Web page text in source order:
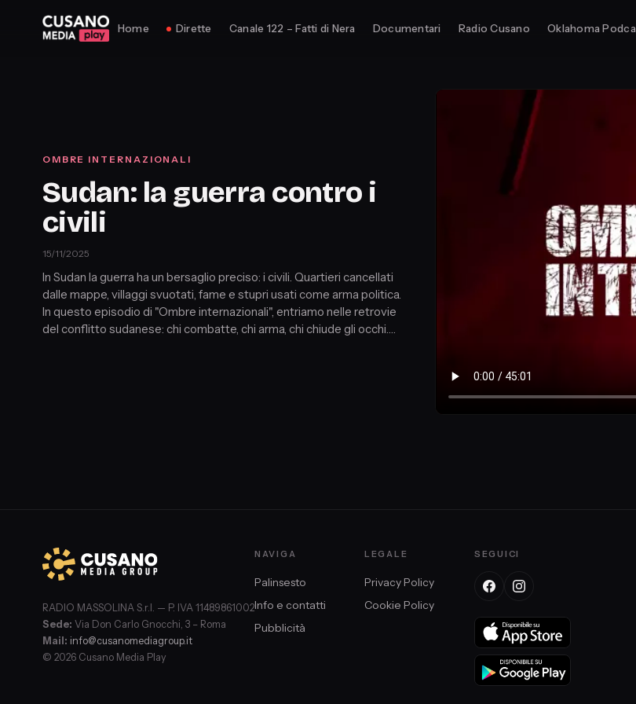
Home Dirette Canale 122 – Fatti di Nera Documentari Radio Cusano Oklahoma
OMBRE INTERNAZIONALI
Sudan: la guerra contro i
civili
15/11/2025
In Sudan la guerra ha un bersaglio preciso: i civili. Quartieri cancellati
dalle mappe, villaggi svuotati, fame e stupri usati come arma politica.
In questo episodio di "Ombre internazionali", entriamo nelle retrovie
del conflitto sudanese: chi combatte, chi arma, chi chiude gli occhi.
RADIO MASSOLINA S.r.l. — P. IVA 11489861002
Sede: Via Don Carlo Gnocchi, 3 – Roma
Mail: info@cusanomediagroup.it
© 2026 Cusano Media Play
NAVIGA
Palinsesto
Info e contatti
Pubblicità
LEGALE
Privacy Policy
Cookie Policy
SEGUICI